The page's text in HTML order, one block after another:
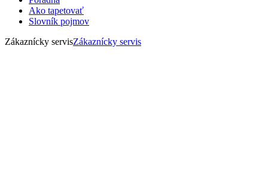
Ako tapetovať
Slovník pojmov
Zákaznícky servisZákaznícky servis